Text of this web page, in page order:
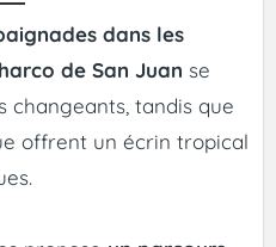
dans les
de San Juan se
changeants, tandis que
offrent un écrin tropical